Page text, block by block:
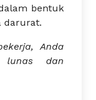
bentuk
darurat.
Anda
lunas dan